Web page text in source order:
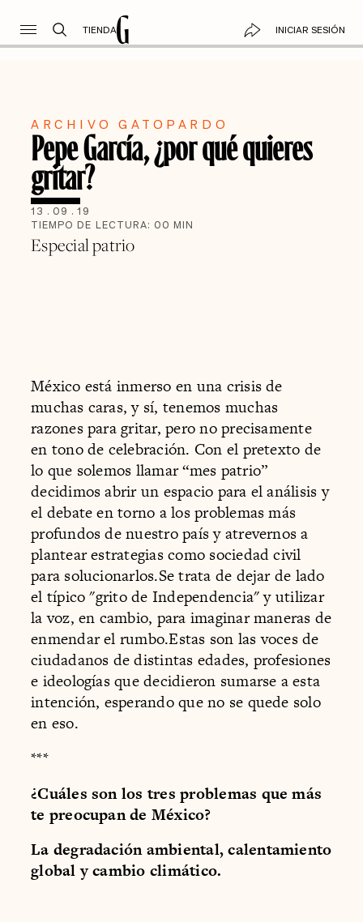
TIENDA INICIAR SESIÓN
ARCHIVO GATOPARDO
Pepe García, ¿por qué quieres
gritar?
13 . 09 . 19
TIEMPO DE LECTURA: 00 MIN
Especial patrio
México está inmerso en una crisis de
muchas caras, y sí, tenemos muchas
razones para gritar, pero no precisamente
en tono de celebración. Con el pretexto de
lo que solemos llamar “mes patrio”
decidimos abrir un espacio para el análisis y
el debate en torno a los problemas más
profundos de nuestro país y atrevernos a
plantear estrategias como sociedad civil
para solucionarlos.Se trata de dejar de lado
el típico "grito de Independencia" y utilizar
la voz, en cambio, para imaginar maneras de
enmendar el rumbo.Estas son las voces de
ciudadanos de distintas edades, profesiones
e ideologías que decidieron sumarse a esta
intención, esperando que no se quede solo
en eso.
***
¿Cuáles son los tres problemas que más
te preocupan de México?
La degradación ambiental, calentamiento
global y cambio climático.